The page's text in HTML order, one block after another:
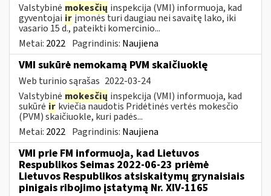
Valstybinė mokesčių inspekcija (VMI) informuoja, kad
gyventojai irįmonės turi daugiau nei savaitę lako, iki
vasario 15 d., pateikti komercinio...
Metai: 2022 Pagrindinis: Naujiena
VMI sukūrė nemokamą PVM skaičiuoklę
Web turinio sąrašas 2022-03-24
Valstybinė mokesčių inspekcija (VMI) informuoja, kad
sukūrė ir kviečia naudotis Pridėtinės vertės mokesčio
(PVM) skaičiuokle, kuri padės...
Metai: 2022 Pagrindinis: Naujiena
VMI prie FM informuoja, kad Lietuvos
Respublikos Seimas 2022-06-23 priėmė
Lietuvos Respublikos atsiskaitymų grynaisiais
pinigais ribojimo įstatymą Nr. XIV-1165